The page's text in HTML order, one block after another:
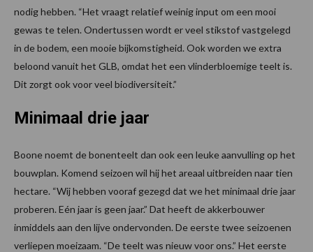
nodig hebben. “Het vraagt relatief weinig input om een mooi
gewas te telen. Ondertussen wordt er veel stikstof vastgelegd
in de bodem, een mooie bijkomstigheid. Ook worden we extra
beloond vanuit het GLB, omdat het een vlinderbloemige teelt is.
Dit zorgt ook voor veel biodiversiteit.”
Minimaal drie jaar
Boone noemt de bonenteelt dan ook een leuke aanvulling op het
bouwplan. Komend seizoen wil hij het areaal uitbreiden naar tien
hectare. “Wij hebben vooraf gezegd dat we het minimaal drie jaar
proberen. Eén jaar is geen jaar.” Dat heeft de akkerbouwer
inmiddels aan den lijve ondervonden. De eerste twee seizoenen
verliepen moeizaam. “De teelt was nieuw voor ons.” Het eerste